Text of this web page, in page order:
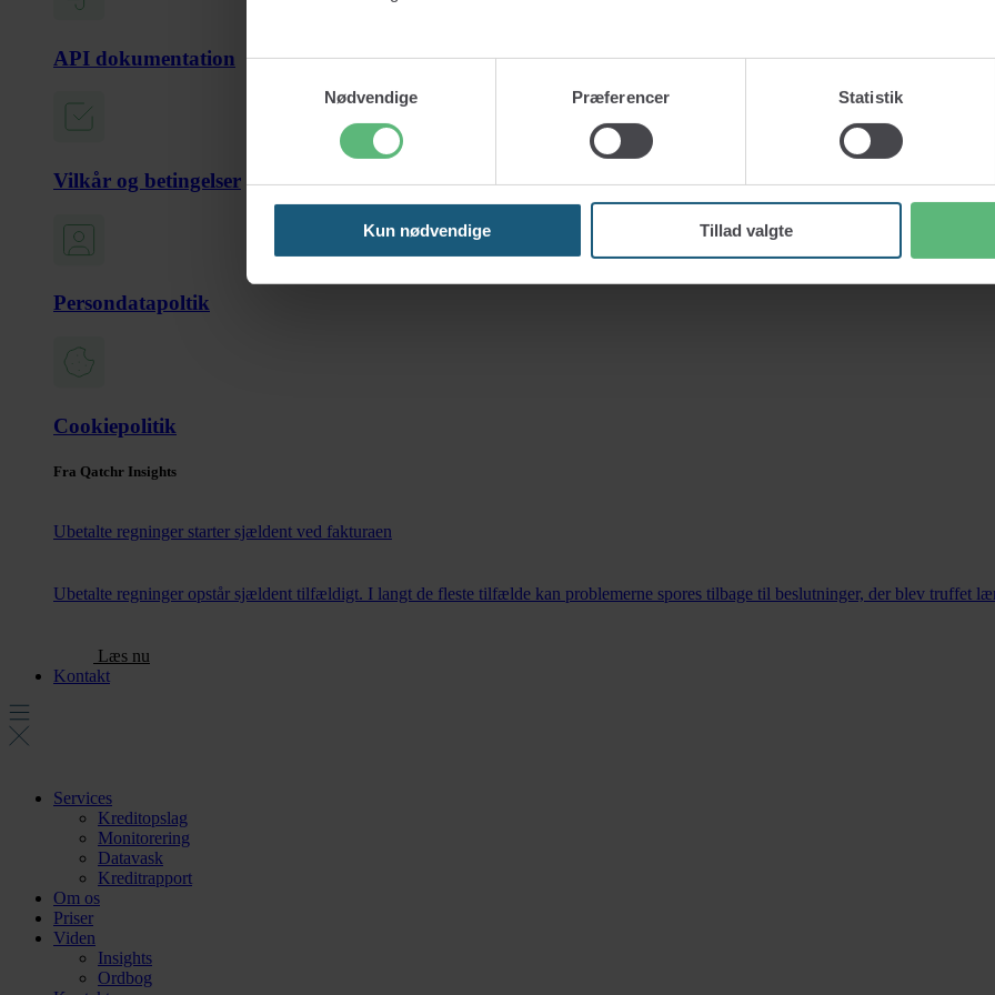
Nødvendige
Præferencer Statistik
Kun nødvendige Tillad valgte
API dokumentation
Vilkår og betingelser
Persondatapoltik
Cookiepolitik
Fra Qatchr Insights
Ubetalte regninger starter sjældent ved fakturaen
Ubetalte regninger opstår sjældent tilfældigt. I langt de fleste tilfælde kan problemerne spores tilbage til beslutninger, der blev truffet
Læs nu
Kontakt
Services
Kreditopslag
Monitorering
Datavask
Kreditrapport
Om os
Priser
Viden
Insights
Ordbog